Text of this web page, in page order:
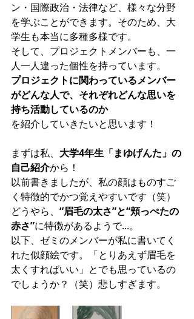
ン・国際政治・法律など、様々な分野
を学ぶことができます。そのため、大
学生も本当に多種多様です。
そして、プロジェクトメンバーも、一
人一人違った個性を持っています。
プロジェクトに関わっているメンバー
がどんな人で、それぞれどんな思いを
持ち活動しているのか
を紹介していきたいと思います！
まずは私、 大学4年生「まゆげんた」の
自己紹介から！
以前書きましたが、私の顔はものすご
く特徴的でかつ覚えやすいです（笑）
どうやら、 “眉毛の太さ”と“頬っぺたの
赤さ”に特徴があるようで...。
以下、ゼミのメンバーが私に書いてく
れた似顔絵です。「とりあえず眉毛を
太くすればいい」とでも思っているの
でしょうか？（笑）悲しすぎます。